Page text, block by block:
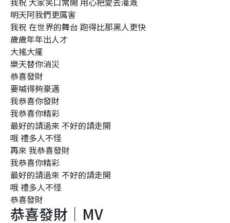
明天阿我們更厲害
我祝 在世界的舞台 跑得比那黑人更快
歲歲年年出人才
大搖大擺
樂天替你消災
恭喜發財
要喊得夠豪邁
我恭喜你發財
我恭喜你精彩
最好的請過來 不好的請走開
哦 禮多人不怪
再來 我恭喜發財
我恭喜你精彩
最好的請過來 不好的請走開
哦 禮多人不怪
恭喜發財
恭喜發財｜MV